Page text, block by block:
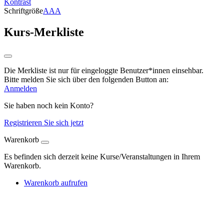
SchriftgrößeAAA
Kurs-Merkliste
Die Merkliste ist nur für eingeloggte Benutzer*innen einsehbar.
Bitte melden Sie sich über den folgenden Button an:
Anmelden
Sie haben noch kein Konto?
Registrieren Sie sich jetzt
Warenkorb
Es befinden sich derzeit keine Kurse/Veranstaltungen in Ihrem
Warenkorb.
Warenkorb aufrufen